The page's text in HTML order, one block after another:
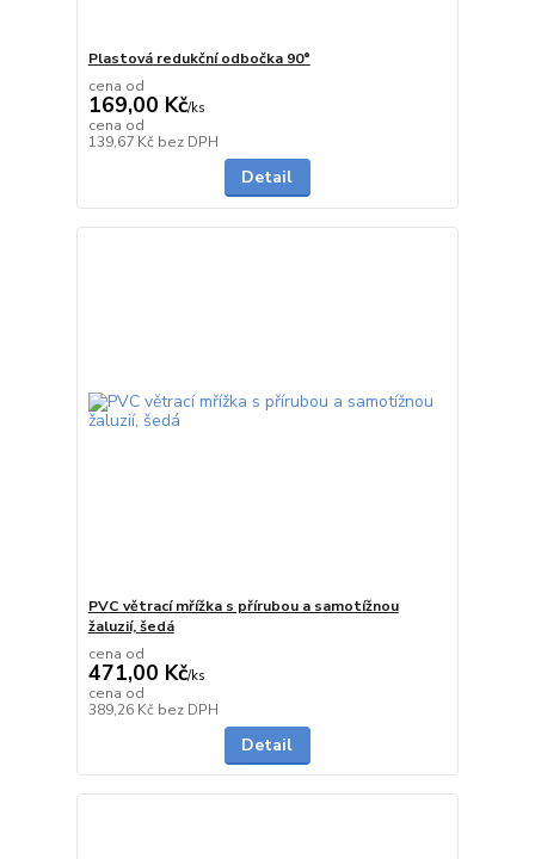
Plastová redukční odbočka 90°
cena od
169,00 Kč/ks
cena od
139,67 Kč bez DPH
Detail
PVC větrací mřížka s přírubou a samotížnou
žaluzií, šedá
cena od
471,00 Kč/ks
cena od
389,26 Kč bez DPH
Detail